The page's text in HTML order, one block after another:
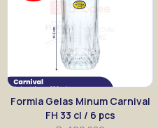
Formia Gelas Minum Carnival
FH 33 cl / 6 pcs